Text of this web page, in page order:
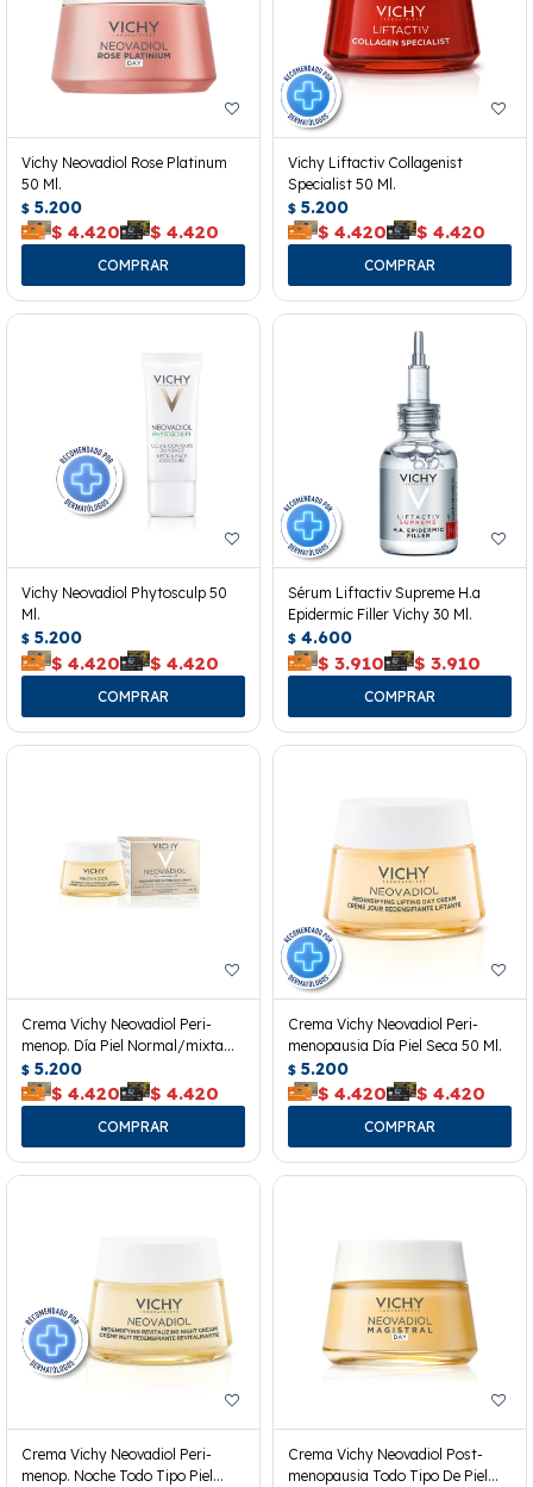
Vichy Neovadiol Rose Platinum
50 Ml.
$ 5.200
$ 4.420 $ 4.420
Vichy Liftactiv Collagenist
Specialist 50 Ml.
$ 5.200
$ 4.420 $ 4.420
Vichy Neovadiol Phytosculp 50
Ml.
$ 5.200
$ 4.420 $ 4.420
Sérum Liftactiv Supreme H.a
Epidermic Filler Vichy 30 Ml.
$ 4.600
$ 3.910 $ 3.910
Crema Vichy Neovadiol Peri-
menop. Día Piel Normal/mixta
50ml
$ 5.200
$ 4.420 $ 4.420
Crema Vichy Neovadiol Peri-
menopausia Día Piel Seca 50 Ml.
$ 5.200
$ 4.420 $ 4.420
Crema Vichy Neovadiol Peri-
menop. Noche Todo Tipo Piel
Crema Vichy Neovadiol Post-
menopausia Todo Tipo De Piel